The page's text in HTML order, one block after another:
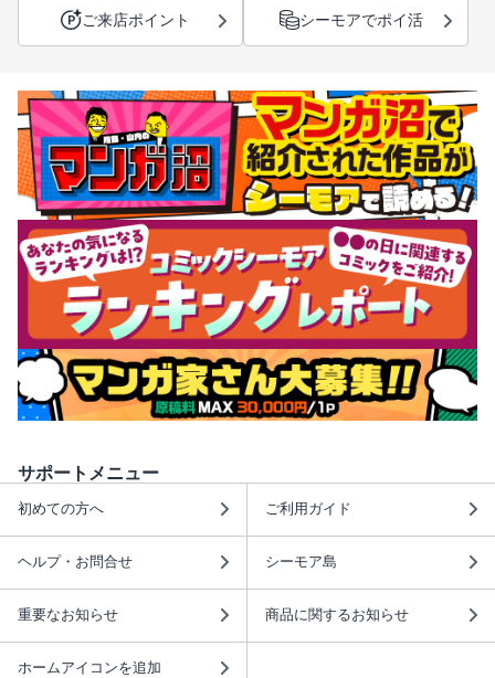
ご来店ポイント シーモアでポイ活
サポートメニュー
初めての方へ ご利用ガイド
ヘルプ・お問合せ シーモア島
重要なお知らせ 商品に関するお知らせ
ホームアイコンを追加